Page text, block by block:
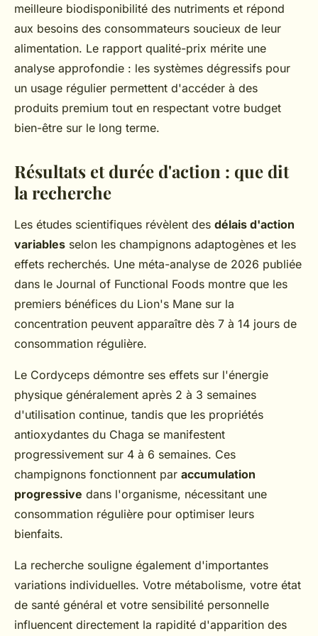
meilleure biodisponibilité des nutriments et répond
aux besoins des consommateurs soucieux de leur
alimentation. Le rapport qualité-prix mérite une
analyse approfondie : les systèmes dégressifs pour
un usage régulier permettent d'accéder à des
produits premium tout en respectant votre budget
bien-être sur le long terme.
Résultats et durée d'action : que dit
la recherche
Les études scientifiques révèlent des délais d'action
variables selon les champignons adaptogènes et les
effets recherchés. Une méta-analyse de 2026 publiée
dans le Journal of Functional Foods montre que les
premiers bénéfices du Lion's Mane sur la
concentration peuvent apparaître dès 7 à 14 jours de
consommation régulière.
Le Cordyceps démontre ses effets sur l'énergie
physique généralement après 2 à 3 semaines
d'utilisation continue, tandis que les propriétés
antioxydantes du Chaga se manifestent
progressivement sur 4 à 6 semaines. Ces
champignons fonctionnent par accumulation
progressive dans l'organisme, nécessitant une
consommation régulière pour optimiser leurs
bienfaits.
La recherche souligne également d'importantes
variations individuelles. Votre métabolisme, votre état
de santé général et votre sensibilité personnelle
influencent directement la rapidité d'apparition des